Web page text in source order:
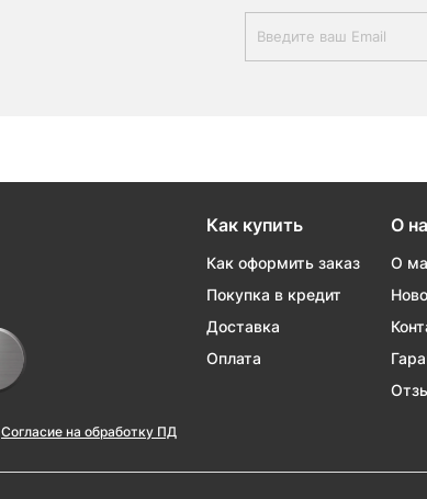
Согласие на обработку ПД
Как купить
Как оформить заказ
Покупка в кредит
Доставка
Оплата
О
О